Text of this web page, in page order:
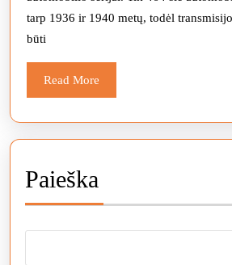
tarp 1936 ir 1940 metų, todėl
būti
Read More
More
Paieška